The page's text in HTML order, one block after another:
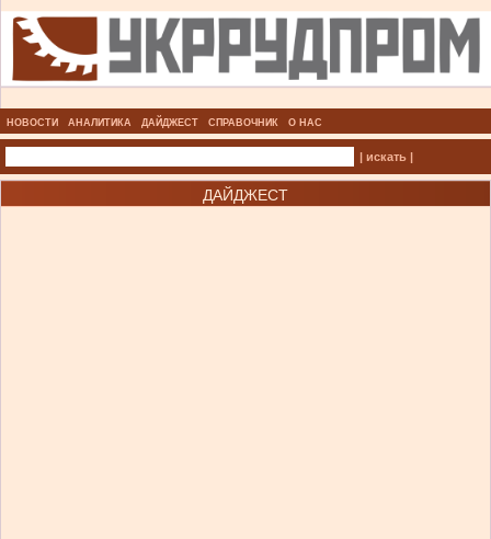
НОВОСТИ АНАЛИТИКА ДАЙДЖЕСТ СПРАВОЧНИК О НАС
| искать |
ДАЙДЖЕСТ